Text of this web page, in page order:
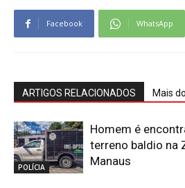
Facebook WhatsApp
ARTIGOS RELACIONADOS Mais
POLÍCIA
Homem é
terreno baldio na
Manaus